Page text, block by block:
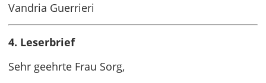
Vandria Guerrieri
4. Leserbrief
Sehr geehrte Frau Sorg,